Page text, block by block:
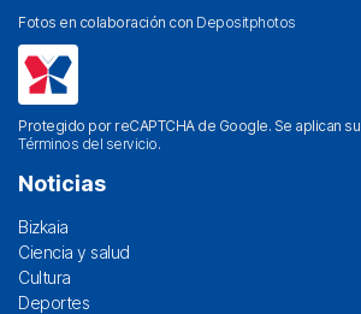
Fotos en colaboración con Depositphotos
Protegido por reCAPTCHA de Google. Se aplican su
Términos del servicio.
Noticias
Bizkaia
Ciencia y salud
Cultura
Deportes